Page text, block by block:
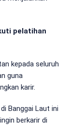
pelatihan
kepada seluruh
guna
karir.
Banggai Laut ini
berkarir di